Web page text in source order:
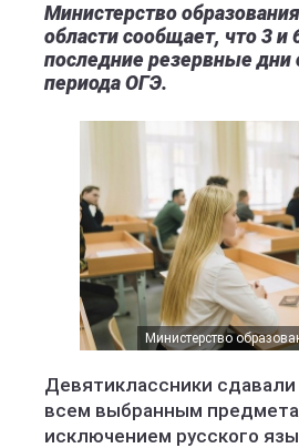
Министерство
области сообщает, что 3
последние резервные дни
периода ОГЭ.
Министерство
Девятиклассники
всем выбранным
исключением русского